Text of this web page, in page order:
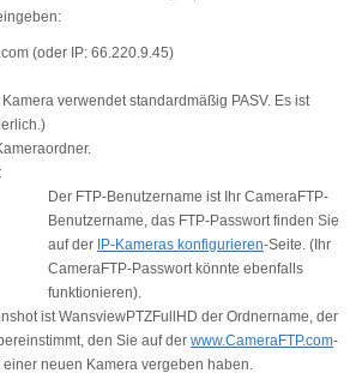
(oder IP: 66.220.9.45)
Kamera verwendet standardmäßig PASV. Es ist
Der FTP-Benutzername ist Ihr CameraFTP-
Benutzername, das FTP-Passwort finden Sie
auf der IP-Kameras konfigurieren-Seite. (Ihr
CameraFTP-Passwort könnte ebenfalls
funktionieren).
ist WansviewPTZFullHD der Ordnername, der
den Sie auf der www.CameraFTP.com-
neuen Kamera vergeben haben.